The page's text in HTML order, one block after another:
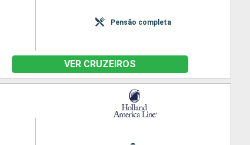
Pensão completa
VER CRUZEIROS